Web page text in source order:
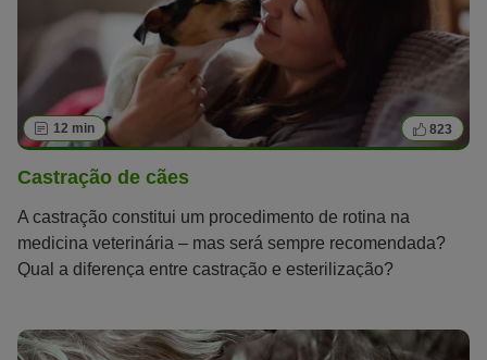
12 min 823
Castração de cães
A castração constitui um procedimento de rotina na
medicina veterinária – mas será sempre recomendada?
Qual a diferença entre castração e esterilização?